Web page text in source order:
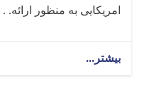
امریکایی به منظور ارائه. .
بیشتر...